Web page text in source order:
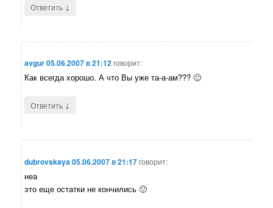
Ответить ↓
avgur05.06.2007 в 21:12говорит:
Как всегда хорошо. А что Вы уже та-а-ам??? 🙂
Ответить ↓
dubrovskaya 05.06.2007 в 21:17говорит:
неа
это еще остатки не кончились 🙂